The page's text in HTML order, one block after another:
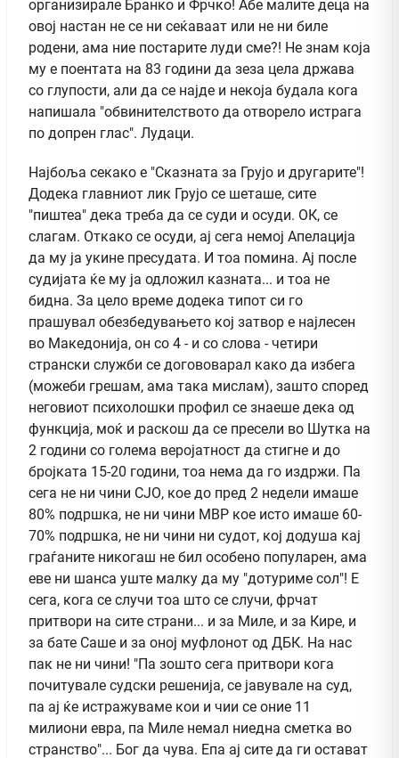
организирале Бранко и Фрчко! Абе малите деца на
овој настан не се ни сеќаваат или не ни биле
родени, ама ние постарите луди сме?! Не знам која
му е поентата на 83 години да зеза цела држава
со глупости, али да се најде и некоја будала кога
напишала "обвинителството да отворело истрага
по допрен глас". Лудаци.
Најбоља секако е "Сказната за Грујо и другарите"!
Додека главниот лик Грујо се шеташе, сите
"пиштеа" дека треба да се суди и осуди. ОК, се
слагам. Откако се осуди, ај сега немој Апелација
да му ја укине пресудата. И тоа помина. Ај после
судијата ќе му ја одложил казната... и тоа не
бидна. За цело време додека типот си го
прашувал обезбедувањето кој затвор е најлесен
во Македонија, он со 4 - и со слова - четири
странски служби се догововарал како да избега
(можеби грешам, ама така мислам), зашто според
неговиот психолошки профил се знаеше дека од
функција, моќ и раскош да се пресели во Шутка на
2 години со голема веројатност да стигне и до
бројката 15-20 години, тоа нема да го издржи. Па
сега не ни чини СЈО, кое до пред 2 недели имаше
80% подршка, не ни чини МВР кое исто имаше 60-
70% подршка, не ни чини ни судот, кој додуша кај
граѓаните никогаш не бил особено популарен, ама
еве ни шанса уште малку да му "дотуриме сол"! Е
сега, кога се случи тоа што се случи, фрчат
притвори на сите страни... и за Миле, и за Кире, и
за бате Саше и за оној муфлонот од ДБК. На нас
пак не ни чини! "Па зошто сега притвори кога
почитувале судски решенија, се јавувале на суд,
па ај ќе истражуваме кои и чии се оние 11
милиони евра, па Миле немал ниедна сметка во
странство"... Бог да чува. Епа ај сите да ги остават